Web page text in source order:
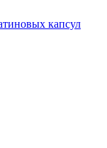
капсул